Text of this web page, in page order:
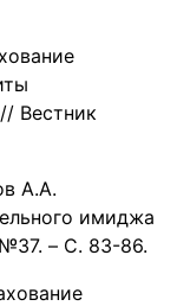
Вестник
А.А.
имиджа
– С. 83-86.